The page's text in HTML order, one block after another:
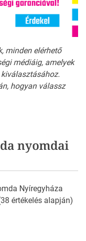
minden elérhető
médiáig, amelyek
hogyan válassz
nyomdai
Nyíregyháza
értékelés alapján)